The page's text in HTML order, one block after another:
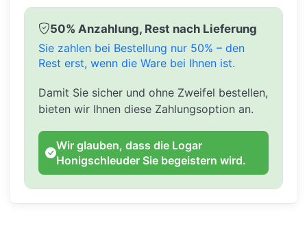
50% Anzahlung, Rest nach Lieferung
Sie zahlen bei Bestellung nur 50% – den
Rest erst, wenn die Ware bei Ihnen ist.
Damit Sie sicher und ohne Zweifel bestellen,
bieten wir Ihnen diese Zahlungsoption an.
Wir glauben, dass die Logar
Honigschleuder Sie begeistern wird.